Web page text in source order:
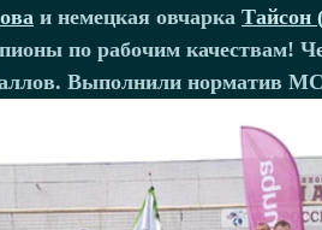
и немецкая овчарка Тайсон
по рабочим качествам!
Выполнили норматив